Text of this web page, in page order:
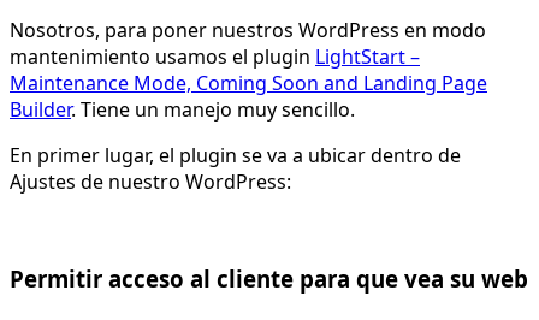
Nosotros, para poner nuestros WordPress en modo
mantenimiento usamos el plugin LightStart –
Maintenance Mode, Coming Soon and Landing Page
Builder. Tiene un manejo muy sencillo.
En primer lugar, el plugin se va a ubicar dentro de
Ajustes de nuestro WordPress:
Permitir acceso al cliente para que vea su web